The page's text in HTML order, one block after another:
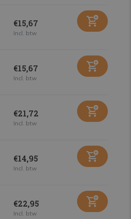
€15,67
Incl. btw
€15,67
Incl. btw
€21,72
Incl. btw
€14,95
Incl. btw
€22,95
Incl. btw